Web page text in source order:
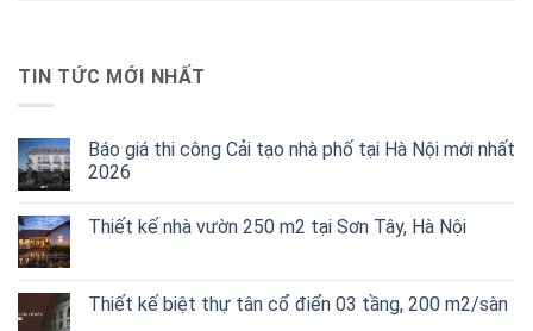
TIN TỨC MỚI NHẤT
Báo giá thi công Cải tạo nhà phố tại Hà Nội mới nhất
2026
Thiết kế nhà vườn 250 m2 tại Sơn Tây, Hà Nội
Thiết kế biệt thự tân cổ điển 03 tầng, 200 m2/sàn